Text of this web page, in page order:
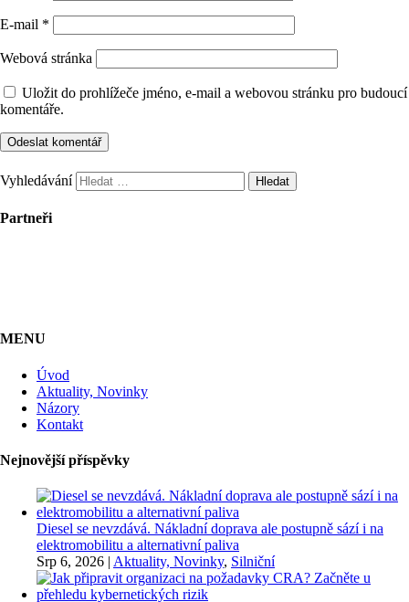
E-mail *
Webová stránka
Uložit do prohlížeče jméno, e-mail a webovou stránku pro budoucí
komentáře.
Vyhledávání
Partneři
MENU
Úvod
Aktuality, Novinky
Názory
Kontakt
Nejnovější příspěvky
Diesel se nevzdává. Nákladní doprava ale postupně sází i na
elektromobilitu a alternativní paliva
Srp 6, 2026 | Aktuality, Novinky, Silniční